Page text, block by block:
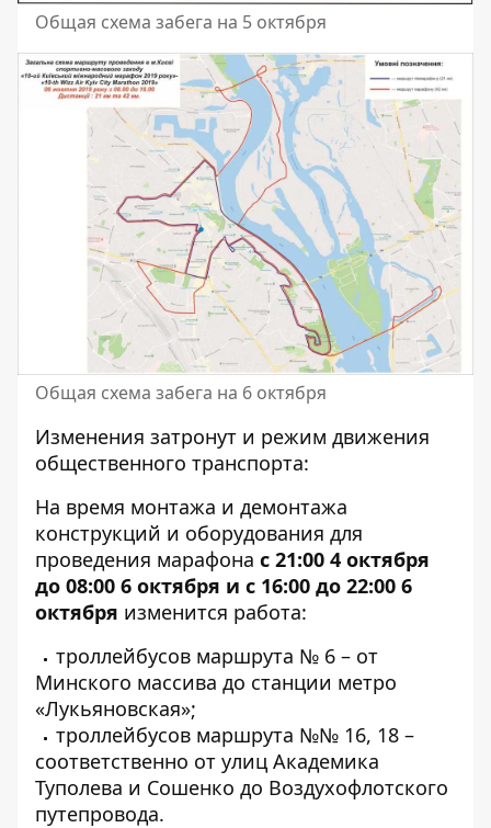
Общая схема забега на 5 октября
Общая схема забега на 6 октября
Изменения затронут и режим движения
общественного транспорта:
На время монтажа и демонтажа
конструкций и оборудования для
проведения марафона с 21:00 4 октября
до 08:00 6 октября и с 16:00 до 22:00 6
октября изменится работа:
троллейбусов маршрута № 6 – от
Минского массива до станции метро
«Лукьяновская»;
троллейбусов маршрута №№ 16, 18 –
соответственно от улиц Академика
Туполева и Сошенко до Воздухофлотского
путепровода.